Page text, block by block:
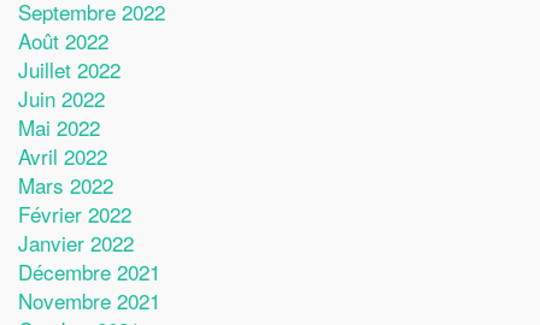
Septembre 2022
Août 2022
Juillet 2022
Juin 2022
Mai 2022
Avril 2022
Mars 2022
Février 2022
Janvier 2022
Décembre 2021
Novembre 2021